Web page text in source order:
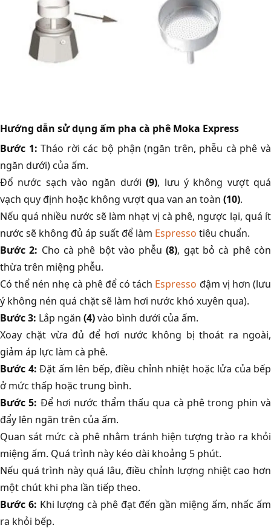
Hướng dẫn sử dụng ấm pha cà phê Moka Express
Bước 1: Tháo rời các bộ phận (ngăn trên, phễu cà phê và
ngăn dưới) của ấm.
Đổ nước sạch vào ngăn dưới(9), lưu ý không vượt quá
vạch quy định hoặc không vượt qua van an toàn (10).
Nếu quá nhiều nước sẽ làm nhạt vị cà phê, ngược lại, quá ít
nước sẽ không đủ áp suất để làm Espresso tiêu chuẩn.
Bước 2: Cho cà phê bột vào phễu (8), gạt bỏ cà phê còn
thừa trên miệng phễu.
Có thể nén nhẹ cà phê để có tách Espresso đậm vị hơn (lưu
ý không nén quá chặt sẽ làm hơi nước khó xuyên qua).
Bước 3: Lắp ngăn (4)vào bình dưới của ấm.
Xoay chặt vừa đủ để hơi nước không bị thoát ra ngoài,
giảm áp lực làm cà phê.
Bước 4: Đặt ấm lên bếp, điều chỉnh nhiệt hoặc lửa của bếp
ở mức thấp hoặc trung bình.
Bước 5: Để hơi nước thẩm thấu qua cà phê trong phin và
đẩy lên ngăn trên của ấm.
Quan sát mức cà phê nhằm tránh hiện tượng trào ra khỏi
miệng ấm. Quá trình này kéo dài khoảng 5 phút.
Nếu quá trình này quá lâu, điều chỉnh lượng nhiệt cao hơn
một chút khi pha lần tiếp theo.
Bước 6: Khi lượng cà phê đạt đến gần miệng ấm, nhấc ấm
ra khỏi bếp.